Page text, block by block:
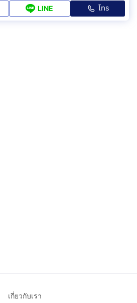
LINE โทร
เกี่ยวกับเรา